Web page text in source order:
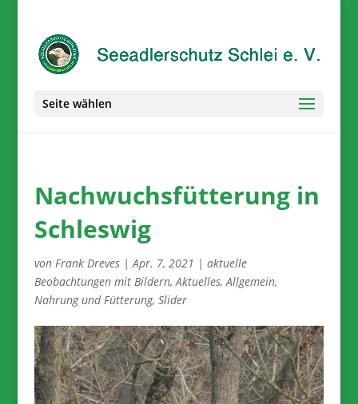
Seite wählen
Nachwuchsfütterung in
Schleswig
von Frank Dreves|Apr. 7, 2021 | aktuelle
Beobachtungen mit Bildern,Aktuelles,Allgemein,
Nahrung und Fütterung, Slider